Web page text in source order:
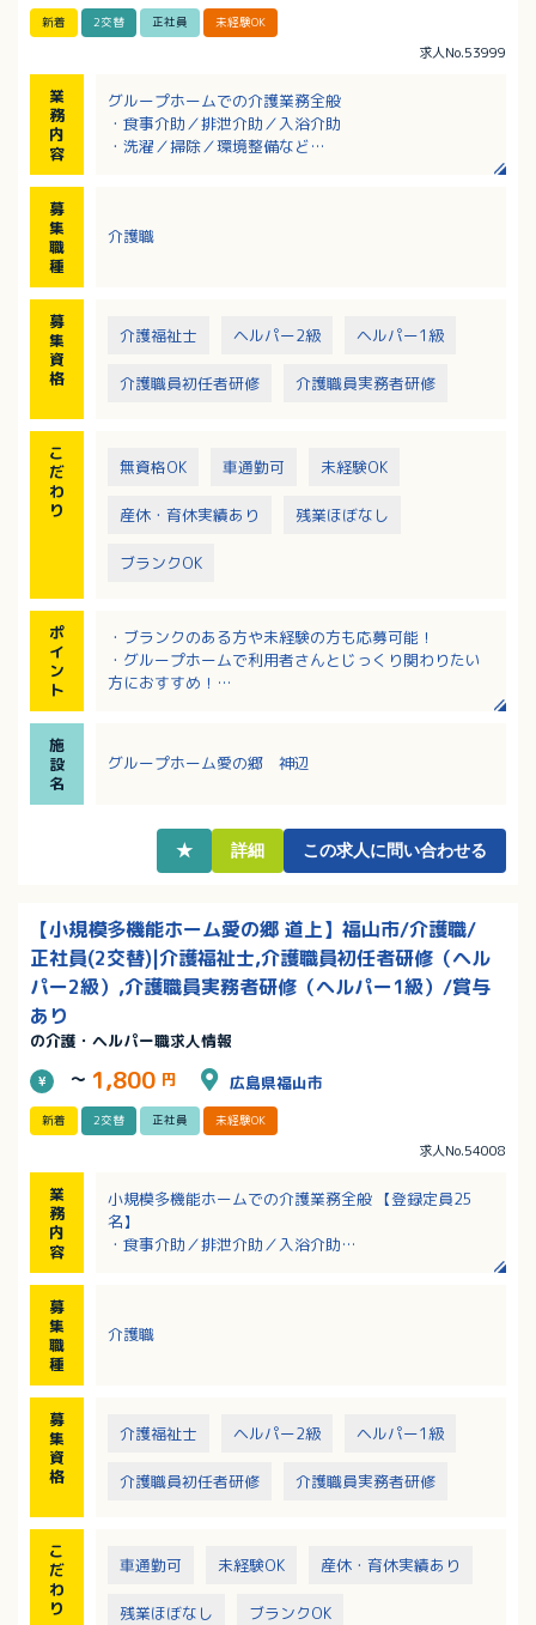
新着 2交替 正社員 未経験OK
求人No.53999
業
務
内
容
グループホームでの介護業務全般
・食事介助／排泄介助／入浴介助
・洗濯／掃除／環境整備など
・定期的な社内研修を受けていただくこともあります
募
集
職
種
介護職
募
集
資
格
介護福祉士 ヘルパー2級 ヘルパー1級
介護職員初任者研修 介護職員実務者研修
こ
だ
わ
り
無資格OK 車通勤可 未経験OK
産休・育休実績あり 残業ほぼなし
ブランクOK
ポ
イ
ン
ト
・ブランクのある方や未経験の方も応募可能！
・グループホームで利用者さんとじっくり関わりたい
方におすすめ！
・井原市からも福山市からも通える立地！
施
設
名
グループホーム愛の郷 神辺
★ 詳細 この求人に問い合わせる
【小規模多機能ホーム愛の郷 道上】福山市/介護職/
正社員(2交替)|介護福祉士,介護職員初任者研修（ヘル
パー2級）,介護職員実務者研修（ヘルパー1級）/賞与
あり
の介護・ヘルパー職求人情報
～ 1,800 円 広島県福山市
新着 2交替 正社員 未経験OK
求人No.54008
業
務
内
容
小規模多機能ホームでの介護業務全般 【登録定員25
名】
・食事介助／排泄介助／入浴介助
・レクリエーション 有（年1回作品展を開催／外出レク
募
集
職
種
介護職
募
集
資
格
介護福祉士 ヘルパー2級 ヘルパー1級
介護職員初任者研修 介護職員実務者研修
こ
だ
わ
り
車通勤可 未経験OK 産休・育休実績あり
残業ほぼなし ブランクOK